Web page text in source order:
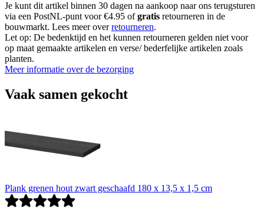
Je kunt dit artikel binnen 30 dagen na aankoop naar ons terugsturen
via een PostNL-punt voor €4.95 ofgratis retourneren in de
bouwmarkt. Lees meer overretourneren.
Let op: De bedenktijd en het kunnen retourneren gelden niet voor
op maat gemaakte artikelen en verse/ bederfelijke artikelen zoals
planten.
Meer informatie over de bezorging
Vaak samen gekocht
Plank grenen hout zwart geschaafd 180 x 13,5 x 1,5 cm